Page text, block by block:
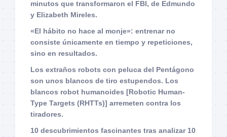
minutos que transformaron el FBI, de Edmundo
y Elizabeth Mireles.
«El hábito no hace al monje»: entrenar no
consiste únicamente en tiempo y repeticiones,
sino en resultados.
Los extraños robots con peluca del Pentágono
son unos blancos de tiro estupendos. Los
blancos robot humanoides [Robotic Human-
Type Targets (RHTTs)] arremeten contra los
tiradores.
10 descubrimientos fascinantes tras analizar 10